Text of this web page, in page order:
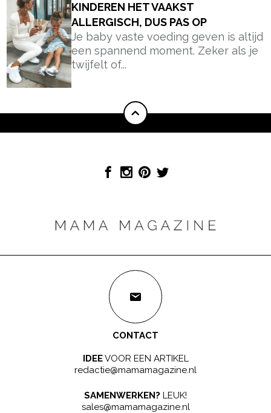
KINDEREN HET VAAKST
ALLERGISCH, DUS PAS OP
Je baby vaste voeding geven is altijd
een spannend moment. Zeker als je
twijfelt of...
CONTACT
IDEEVOOR EEN ARTIKEL
redactie@mamamagazine.nl
SAMENWERKEN? LEUK!
sales@mamamagazine.nl